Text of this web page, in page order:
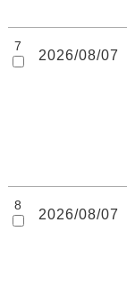
7
2026/08/07
8
2026/08/07